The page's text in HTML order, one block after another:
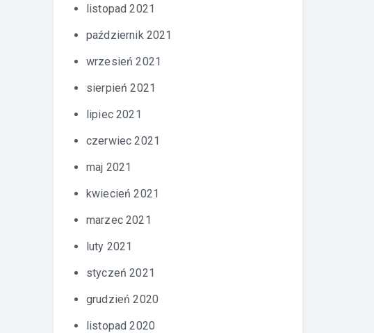
listopad 2021
październik 2021
wrzesień 2021
sierpień 2021
lipiec 2021
czerwiec 2021
maj 2021
kwiecień 2021
marzec 2021
luty 2021
styczeń 2021
grudzień 2020
listopad 2020